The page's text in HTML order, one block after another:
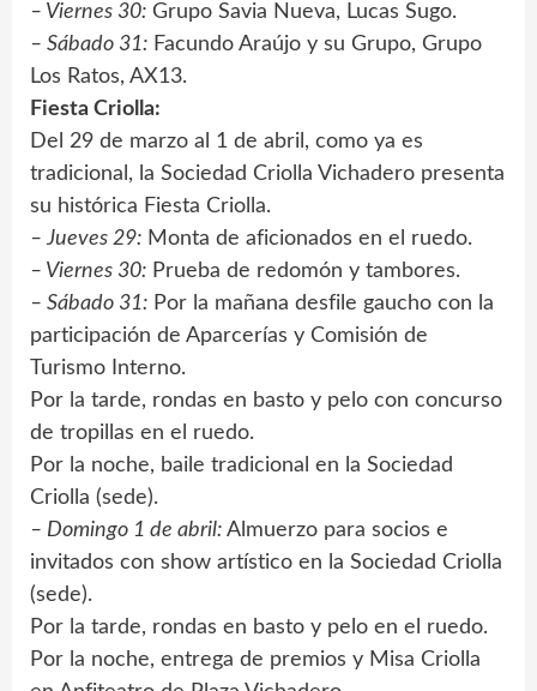
– Viernes 30: Grupo Savia Nueva, Lucas Sugo.
– Sábado 31: Facundo Araújo y su Grupo, Grupo
Los Ratos, AX13.
Fiesta Criolla:
Del 29 de marzo al 1 de abril, como ya es
tradicional, la Sociedad Criolla Vichadero presenta
su histórica Fiesta Criolla.
– Jueves 29: Monta de aficionados en el ruedo.
– Viernes 30: Prueba de redomón y tambores.
– Sábado 31: Por la mañana desfile gaucho con la
participación de Aparcerías y Comisión de
Turismo Interno.
Por la tarde, rondas en basto y pelo con concurso
de tropillas en el ruedo.
Por la noche, baile tradicional en la Sociedad
Criolla (sede).
– Domingo 1 de abril: Almuerzo para socios e
invitados con show artístico en la Sociedad Criolla
(sede).
Por la tarde, rondas en basto y pelo en el ruedo.
Por la noche, entrega de premios y Misa Criolla